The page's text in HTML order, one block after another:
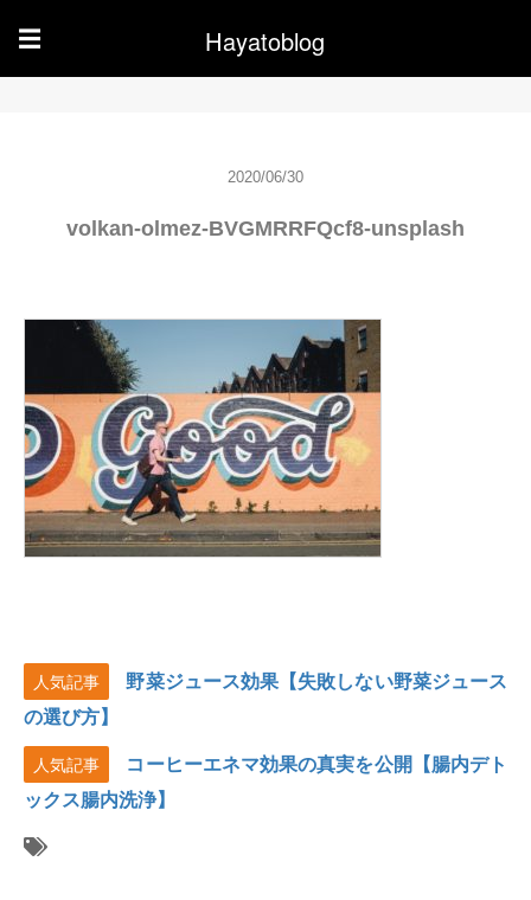
☰ Hayatoblog
2020/06/30
volkan-olmez-BVGMRRFQcf8-unsplash
人気記事
野菜ジュース効果【失敗しない野菜ジュース
の選び方】
人気記事
コーヒーエネマ効果の真実を公開【腸内デト
ックス腸内洗浄】